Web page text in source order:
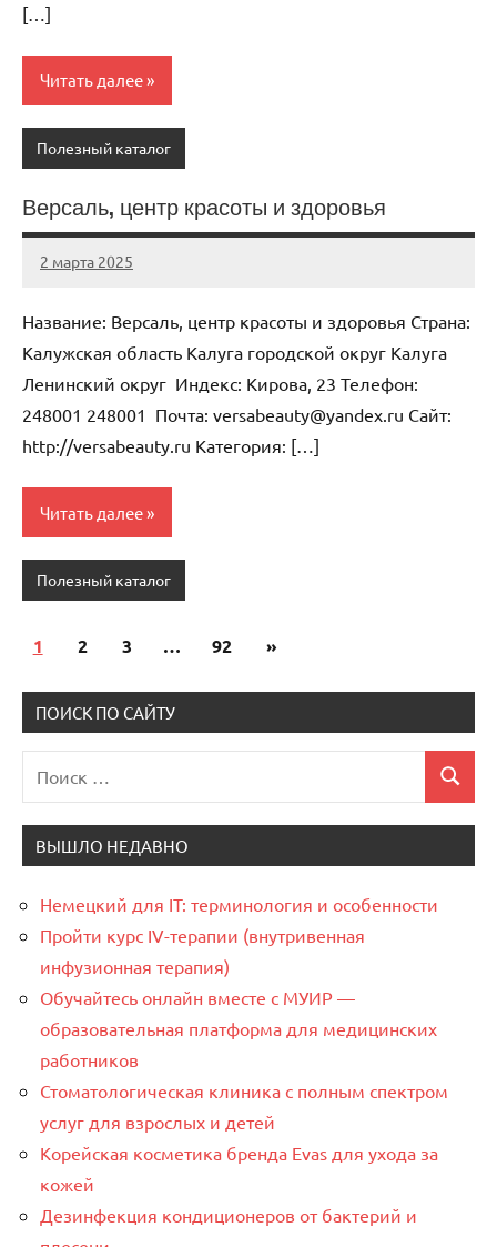
[…]
Читать далее
Полезный каталог
Версаль, центр красоты и здоровья
2 марта 2025
Anisa
Нет
Название: Версаль, центр красоты и здоровья Страна:
Калужская область Калуга городской округ Калуга
Ленинский округ Индекс: Кирова, 23 Телефон:
248001 248001 Почта: versabeauty@yandex.ru Cайт:
http://versabeauty.ru Категория: […]
Читать далее
Полезный каталог
Пагинация
записей
1 2 3 … 92
Следующие
»
ПОИСК ПО САЙТУ
для:
Поиск
ВЫШЛО НЕДАВНО
Немецкий для IT: терминология и особенности
Пройти курс IV-терапии (внутривенная
инфузионная терапия)
Обучайтесь онлайн вместе с МУИР —
образовательная платформа для медицинских
работников
Стоматологическая клиника с полным спектром
услуг для взрослых и детей
Корейская косметика бренда Evas для ухода за
кожей
Дезинфекция кондиционеров от бактерий и